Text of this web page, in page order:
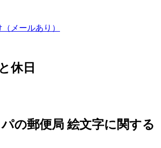
メールあり）
休日
の郵便局 絵文字に関する